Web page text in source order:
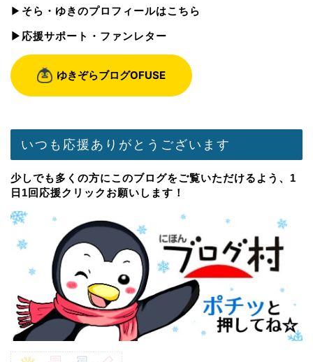
▶︎ そら・ゆきのプロフィールはこちら
▶︎応援サポート・ファンレター
いつも応援ありがとうございます
少しでも多くの方にこのブログをご覧いただけるよう、1
日1回応援クリックお願いします！